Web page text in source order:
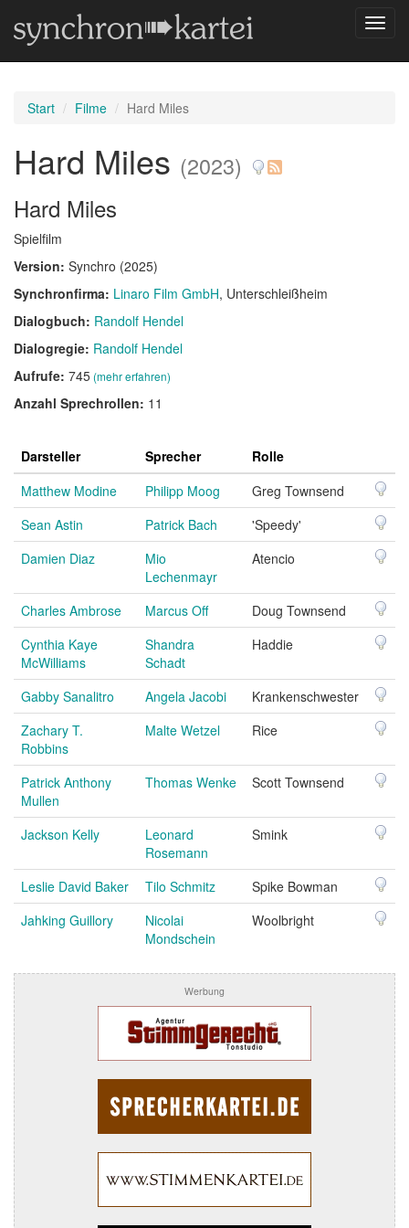
Start Filme Hard Miles
Hard Miles (2023)
Hard Miles
Spielfilm
Version: Synchro (2025)
Synchronfirma: Linaro Film GmbH, Unterschleißheim
Dialogbuch: Randolf Hendel
Dialogregie: Randolf Hendel
Aufrufe: 745(mehr erfahren)
Anzahl Sprechrollen: 11
Darsteller Sprecher
Rolle
Matthew Modine
Philipp Moog
Greg Townsend
Sean Astin
Patrick Bach
'Speedy'
Damien Diaz
Mio
Lechenmayr
Atencio
Charles Ambrose Marcus Off
Doug Townsend
Cynthia Kaye
McWilliams
Shandra
Schadt
Haddie
Gabby Sanalitro Angela Jacobi
Krankenschwester
Zachary T.
Robbins
Malte Wetzel Rice
Patrick Anthony
Mullen
Thomas Wenke Scott Townsend
Jackson Kelly
Leonard
Rosemann
Smink
Leslie David Baker Tilo Schmitz
Spike Bowman
Jahking Guillory
Nicolai
Mondschein
Woolbright
Werbung